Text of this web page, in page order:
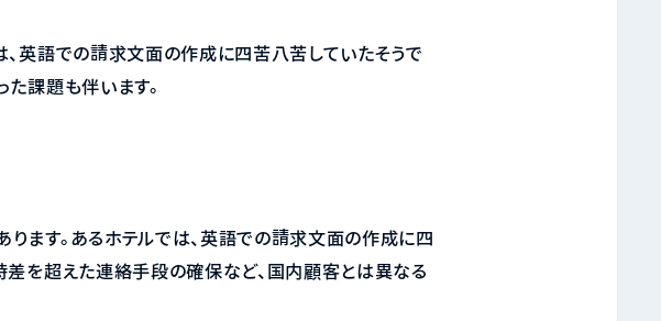
、英語での請求文面の作成に四苦八苦していたそうで
課題も伴います。
ます。あるホテルでは、英語での請求文面の作成に四
差を超えた連絡手段の確保など、国内顧客とは異なる